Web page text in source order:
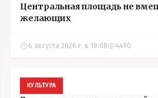
Центральная площадь не
желающих
6 августа 2026 г. в 19:08 4490
КУЛЬТУРА